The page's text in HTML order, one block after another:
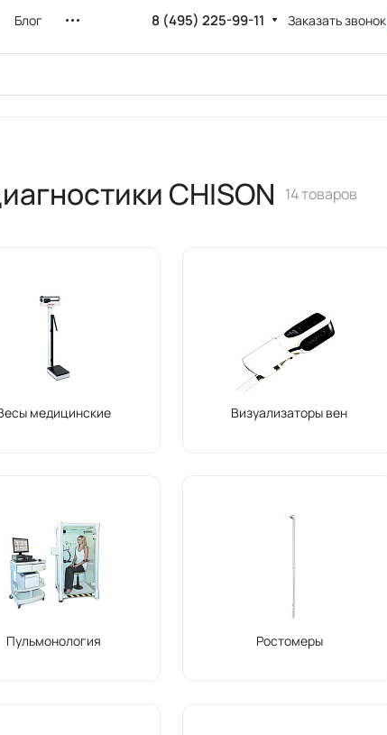
Блог 8 (495) 225-99-11 Заказать звонок
CHISON 14 товаров
медицинские Визуализаторы вен
Пульмонология Ростомеры